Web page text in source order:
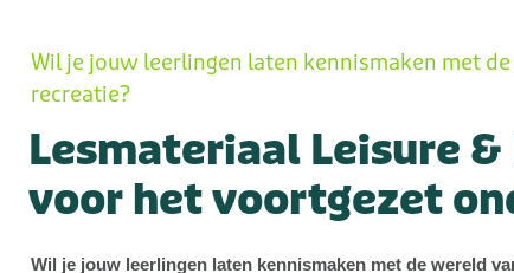
Wil je jouw leerlingen laten kennismaken met
recreatie?
Lesmateriaal Leisure
voor het voortgezet
Wil je jouw leerlingen laten kennismaken met de wereld